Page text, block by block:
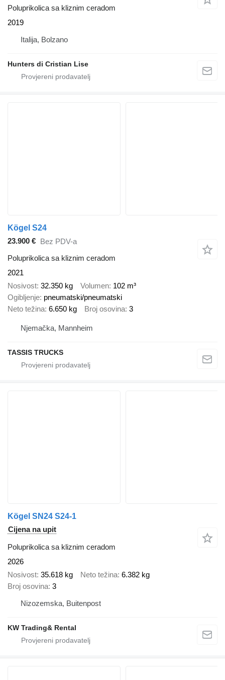
Poluprikolica sa kliznim ceradom
2019
Italija, Bolzano
Hunters di Cristian Lise
Kögel S24
23.900 € Bez PDV-a
Poluprikolica sa kliznim ceradom
2021
Nosivost 32.350 kg Volumen 102 m³
Ogibljenje pneumatski/pneumatski
Neto težina 6.650 kg Broj osovina 3
Njemačka, Mannheim
TASSIS TRUCKS
Kögel SN24 S24-1
Cijena na upit
Poluprikolica sa kliznim ceradom
2026
Nosivost 35.618 kg Neto težina 6.382 kg
Broj osovina 3
Nizozemska, Buitenpost
KW Trading& Rental